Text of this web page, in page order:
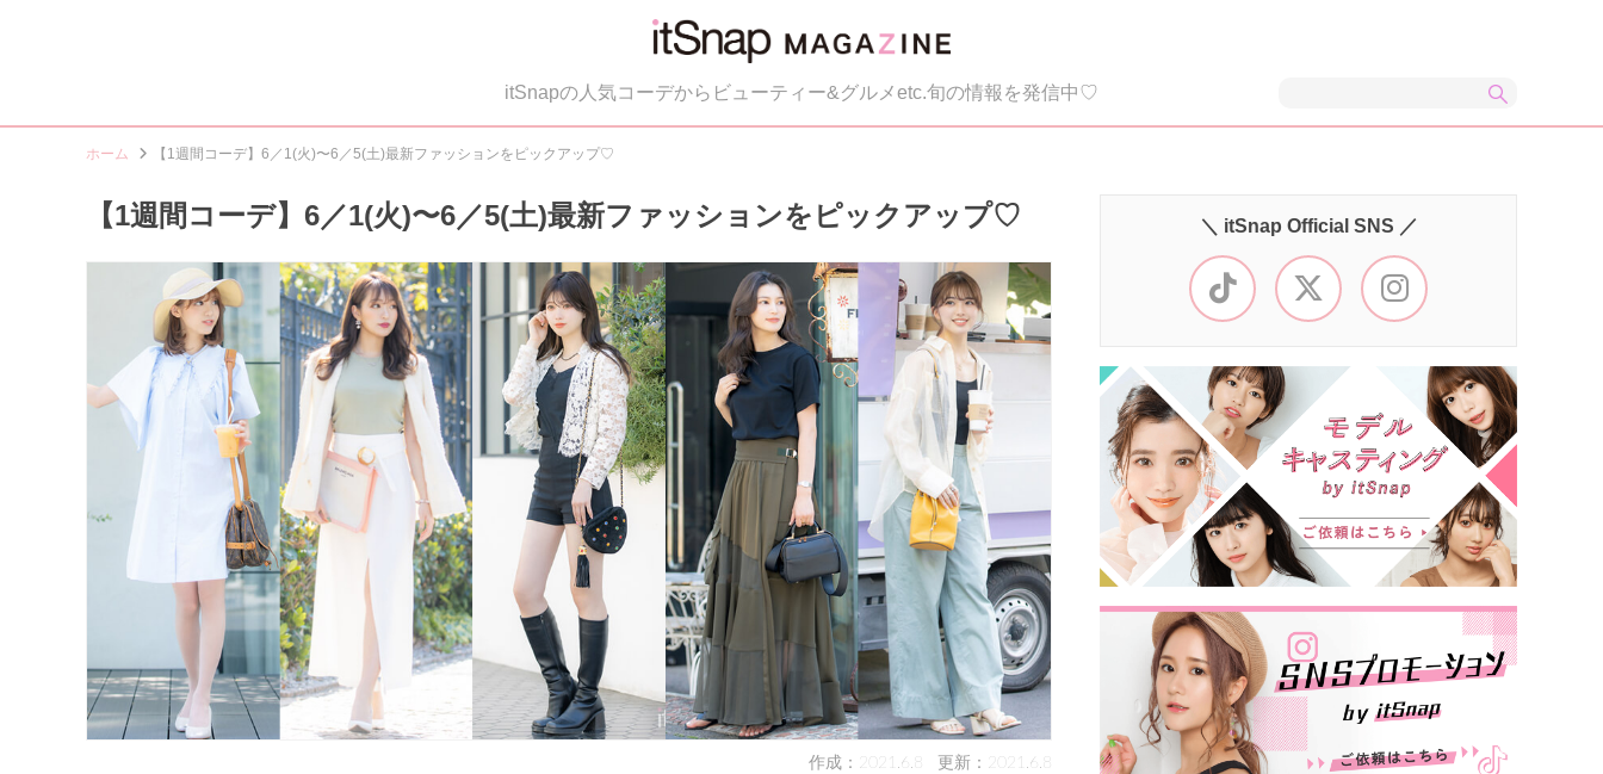
itSnapの人気コーデからビューティー&グルメetc.旬の情報を発信中♡
ホーム 【1週間コーデ】6／1(火)〜6／5(土)最新ファッションをピックアップ♡
【1週間コーデ】6／1(火)〜6／5(土)最新ファッションをピックアップ♡
作成：2021.6.8 更新：2021.6.8
＼ itSnap Official SNS ／